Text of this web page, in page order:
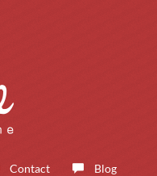
Contact
Blog